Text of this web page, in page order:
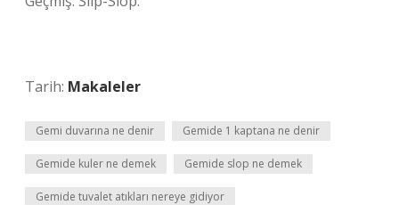
Tarih: Makaleler
Gemi duvarına ne denir Gemide 1 kaptana ne denir
Gemide kuler ne demek Gemide slop ne demek
Gemide tuvalet atıkları nereye gidiyor